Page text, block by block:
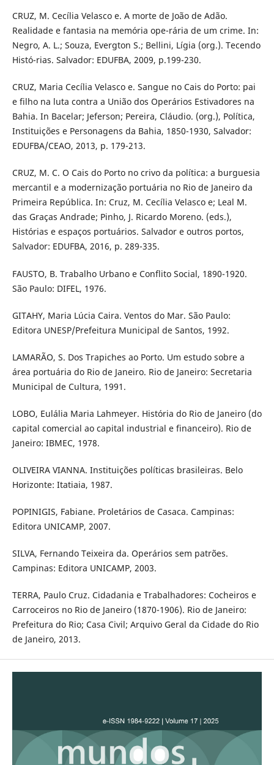
CRUZ, M. Cecília Velasco e. A morte de João de Adão.
Realidade e fantasia na memória ope-rária de um crime. In:
Negro, A. L.; Souza, Evergton S.; Bellini, Lígia (org.). Tecendo
Histó-rias. Salvador: EDUFBA, 2009, p.199-230.
CRUZ, Maria Cecília Velasco e. Sangue no Cais do Porto: pai
e filho na luta contra a União dos Operários Estivadores na
Bahia. In Bacelar; Jeferson; Pereira, Cláudio. (org.), Política,
Instituições e Personagens da Bahia, 1850-1930, Salvador:
EDUFBA/CEAO, 2013, p. 179-213.
CRUZ, M. C. O Cais do Porto no crivo da política: a burguesia
mercantil e a modernização portuária no Rio de Janeiro da
Primeira República. In: Cruz, M. Cecília Velasco e; Leal M.
das Graças Andrade; Pinho, J. Ricardo Moreno. (eds.),
Histórias e espaços portuários. Salvador e outros portos,
Salvador: EDUFBA, 2016, p. 289-335.
FAUSTO, B. Trabalho Urbano e Conflito Social, 1890-1920.
São Paulo: DIFEL, 1976.
GITAHY, Maria Lúcia Caira. Ventos do Mar. São Paulo:
Editora UNESP/Prefeitura Municipal de Santos, 1992.
LAMARÃO, S. Dos Trapiches ao Porto. Um estudo sobre a
área portuária do Rio de Janeiro. Rio de Janeiro: Secretaria
Municipal de Cultura, 1991.
LOBO, Eulália Maria Lahmeyer. História do Rio de Janeiro (do
capital comercial ao capital industrial e financeiro). Rio de
Janeiro: IBMEC, 1978.
OLIVEIRA VIANNA. Instituições políticas brasileiras. Belo
Horizonte: Itatiaia, 1987.
POPINIGIS, Fabiane. Proletários de Casaca. Campinas:
Editora UNICAMP, 2007.
SILVA, Fernando Teixeira da. Operários sem patrões.
Campinas: Editora UNICAMP, 2003.
TERRA, Paulo Cruz. Cidadania e Trabalhadores: Cocheiros e
Carroceiros no Rio de Janeiro (1870-1906). Rio de Janeiro:
Prefeitura do Rio; Casa Civil; Arquivo Geral da Cidade do Rio
de Janeiro, 2013.